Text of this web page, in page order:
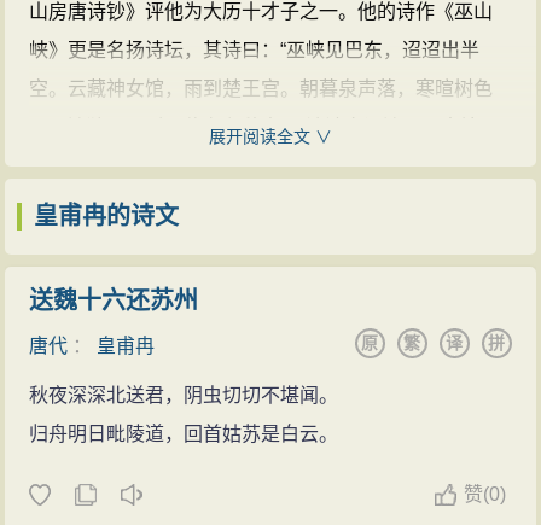
山房唐诗钞》评他为大历十才子之一。他的诗作《巫山
峡》更是名扬诗坛，其诗曰：“巫峡见巴东，迢迢出半
空。云藏神女馆，雨到楚王宫。朝暮泉声落，寒暄树色
同。清猿不可听，偏在九秋中。”该诗文词清丽，意境明
朗，浑然天成，音韵流畅。刘禹锡过巫山时，见古人题
诗千余首，独挑皇甫冉等四人的诗各一首为代表，而明
有唐人三峡诗魁首之称。
展开阅读全文 ∨
皇甫冉的诗文
送魏十六还苏州
唐代 ： 皇甫冉 拼
译
繁
原
秋夜深深北送君，阴虫切切不堪闻。
归舟明日毗陵道，回首姑苏是白云。
赞(0)